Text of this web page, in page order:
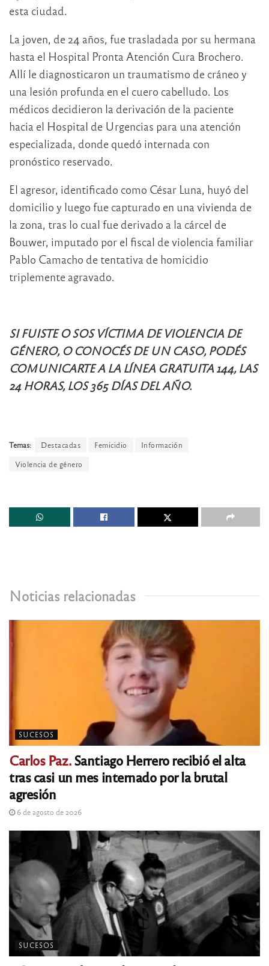
esta ciudad.
La joven, de 24 años, fue trasladada por su hermana
hasta el Hospital Pronta Atención Cura Brochero.
Allí le diagnosticaron un traumatismo de cráneo y
una lesión profunda en el cuero cabelludo. Los
médicos decidieron la derivación de la paciente
hacia el Hospital de Urgencias para una atención
especializada, donde quedó internada con
pronóstico reservado.
El agresor, identificado como César Luna, huyó del
domicilio y luego fue capturado en una vivienda de
la zona, tras lo cual fue derivado a la cárcel de
Bouwer, imputado por el fiscal de violencia familiar
Pablo Camacho de tentativa de homicidio
triplemente agravado.
SI FUISTE O SOS VÍCTIMA DE VIOLENCIA DE
GÉNERO, O CONOCÉS DE UN CASO, PODÉS
COMUNICARTE A LA LÍNEA GRATUITA 144, LAS
24 HORAS, LOS 365 DÍAS DEL AÑO.
Temas: Destacadas Femicidio
Información
Violencia de género
Noticias relacionadas
SUCESOS
Carlos Paz.Santiago Herrero recibió el alta
tras casi un mes internado por la brutal
agresión
6 de agosto de 2026
SUCESOS